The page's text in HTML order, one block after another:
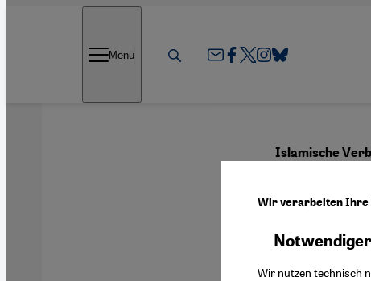
Menü
Islamische
Deutsch
Wir verarbeiten Ihre
Wir nutzen technisch